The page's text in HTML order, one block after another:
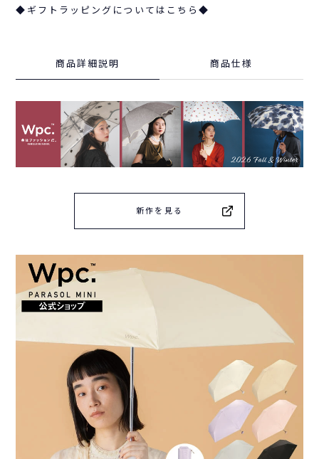
◆ギフトラッピングについてはこちら◆
商品詳細説明 商品仕様
新作を見る